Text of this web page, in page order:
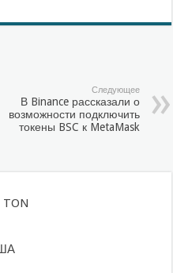
Следующее
В Binance рассказали о
возможности подключить
токены BSC к MetaMask
TON